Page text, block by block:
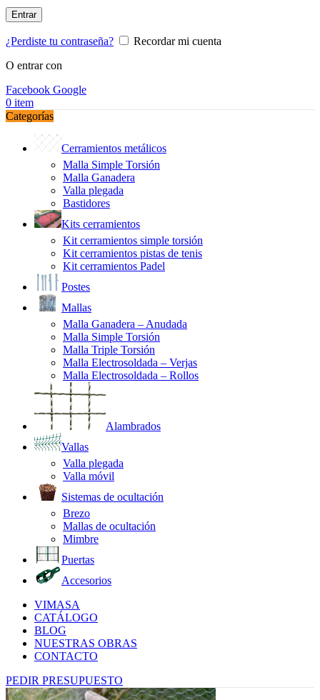
Entrar
¿Perdiste tu contraseña?
Recordar mi cuenta
O entrar con
Facebook Google
0 item
Categorías
Cerramientos metálicos
Malla Simple Torsión
Malla Ganadera
Valla plegada
Bastidores
Kits cerramientos
Kit cerramientos simple torsión
Kit cerramientos pistas de tenis
Kit cerramientos Padel
Postes
Mallas
Malla Ganadera – Anudada
Malla Simple Torsión
Malla Triple Torsión
Malla Electrosoldada – Verjas
Malla Electrosoldada – Rollos
Alambrados
Vallas
Valla plegada
Valla móvil
Sistemas de ocultación
Brezo
Mallas de ocultación
Mimbre
Puertas
Accesorios
VIMASA
CATÁLOGO
BLOG
NUESTRAS OBRAS
CONTACTO
PEDIR PRESUPUESTO